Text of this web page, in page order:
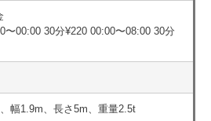
〜00:00 30分¥220 00:00〜08:00 30分
幅1.9m、長さ5m、重量2.5t